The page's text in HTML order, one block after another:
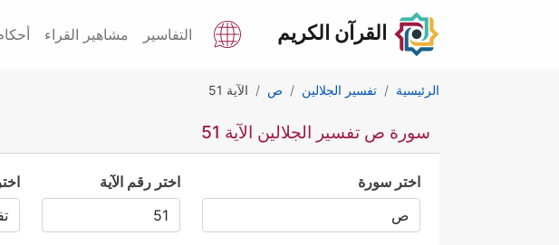
القرآن الكريم التفاسير مشاهير القراء
الرئيسية تفسير الجلالين ص الآية 51
سورة ص تفسير الجلالين الآية 51
اختر سورة اختر رقم الآية